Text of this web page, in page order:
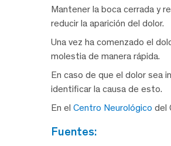
Mantener la boca cerrada y
reducir la aparición del dolor.
Una vez ha comenzado el
molestia de manera rápida.
En caso de que el dolor sea
identificar la causa de esto.
En el Centro Neurológico del
fuentes: